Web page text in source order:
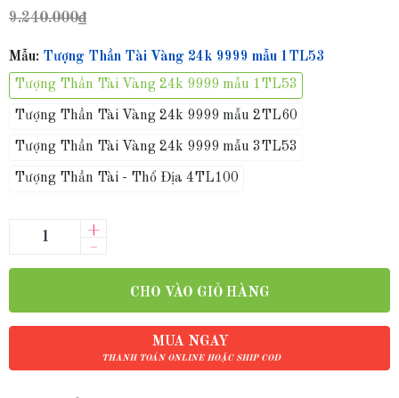
9.240.000₫
Mẫu: Tượng Thần Tài Vàng 24k 9999 mẫu 1TL53
Tượng Thần Tài Vàng 24k 9999 mẫu 1TL53
Tượng Thần Tài Vàng 24k 9999 mẫu 2TL60
Tượng Thần Tài Vàng 24k 9999 mẫu 3TL53
Tượng Thần Tài - Thổ Địa 4TL100
–
+
CHO VÀO GIỎ HÀNG
MUA NGAY
THANH TOÁN ONLINE HOẶC SHIP COD